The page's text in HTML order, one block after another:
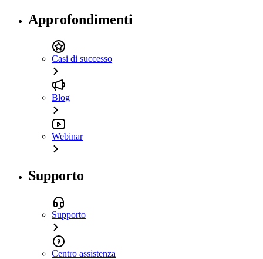
Approfondimenti
Casi di successo
Blog
Webinar
Supporto
Supporto
Centro assistenza